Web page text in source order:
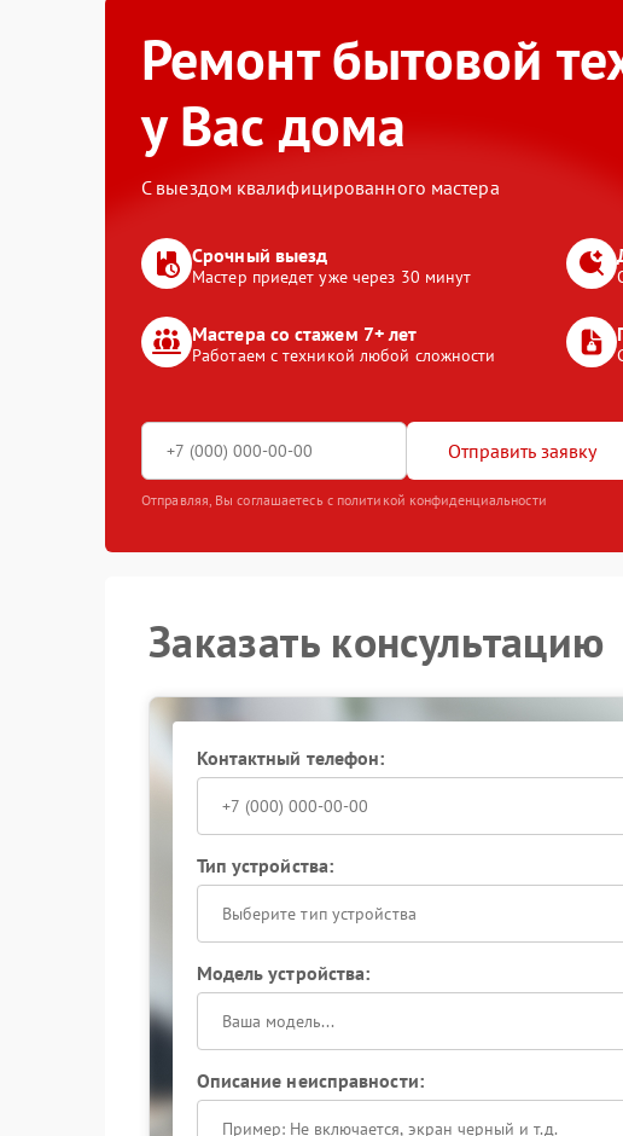
Ремонт бытовой
у Вас дома
С выездом квалифицированного мастера
Срочный выезд
Мастер приедет уже через 30 минут
Мастера со стажем 7+ лет
Работаем с техникой любой сложности
Отправить заявку
Отправляя, Вы соглашаетесь с политикой конфиденциальности
Заказать консультацию
Контактный телефон:
Тип устройства:
Выберите тип устройства
Модель устройства:
Описание неисправности: